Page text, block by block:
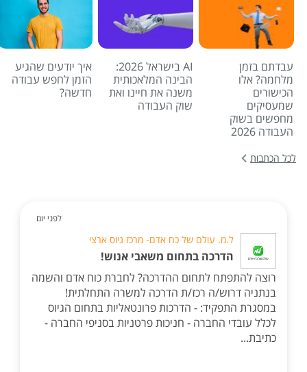
עבדתם בזמן
מלחמה? אלו
הכישורים
שמעסיקים
מחפשים בשוק
העבודה 2026
AI בישראל 2026:
הבינה המלאכותית
משנה את חיינו ואת
שוק העבודה
איך יודעים שהגיע
הזמן לחפש עבודה
חדשה?
לכל הכתבות
לפני יום
ל.מ. עולם של כח אדם- מרכז גיוס ארצי
הדרכה בתחום משאבי אנוש!
רוצה להתפתח לתחום ההדרכה? לחברת כוח אדם והשמה
בנתניה דרוש/ה רכז/ת הדרכה למשרה התחלתית!
במסגרת התפקיד: - הדרכות פרונטאליות בתחום הגיוס
לכלל עובדי החברה - חניכות פרטניות בסניפי החברה -
כתיבת...